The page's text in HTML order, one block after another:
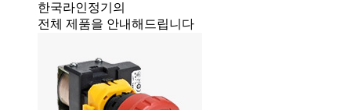
한국라인정기의
전체 제품을 안내해드립니다